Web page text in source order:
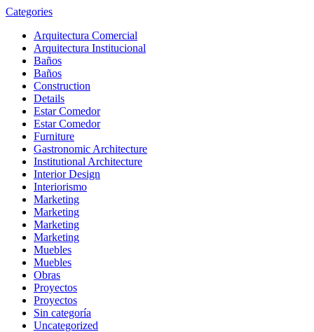
Categories
Arquitectura Comercial
Arquitectura Institucional
Baños
Baños
Construction
Details
Estar Comedor
Estar Comedor
Furniture
Gastronomic Architecture
Institutional Architecture
Interior Design
Interiorismo
Marketing
Marketing
Marketing
Marketing
Muebles
Muebles
Obras
Proyectos
Proyectos
Sin categoría
Uncategorized